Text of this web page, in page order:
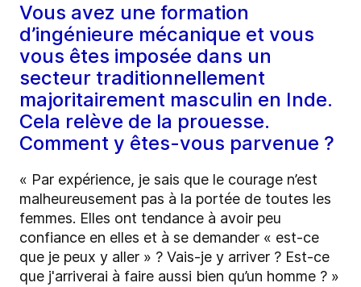
Vous avez une formation
d’ingénieure mécanique et vous
vous êtes imposée dans un
secteur traditionnellement
majoritairement masculin en Inde.
Cela relève de la prouesse.
Comment y êtes-vous parvenue ?
« Par expérience, je sais que le courage n’est
malheureusement pas à la portée de toutes les
femmes. Elles ont tendance à avoir peu
confiance en elles et à se demander « est-ce
que je peux y aller » ? Vais-je y arriver ? Est-ce
que j'arriverai à faire aussi bien qu’un homme ? »